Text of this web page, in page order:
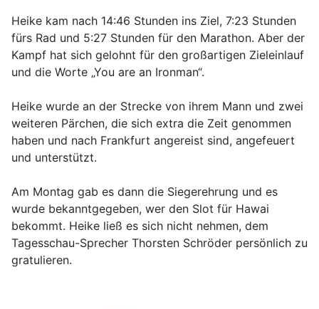
Heike kam nach 14:46 Stunden ins Ziel, 7:23 Stunden
fürs Rad und 5:27 Stunden für den Marathon. Aber der
Kampf hat sich gelohnt für den großartigen Zieleinlauf
und die Worte „You are an Ironman“.
Heike wurde an der Strecke von ihrem Mann und zwei
weiteren Pärchen, die sich extra die Zeit genommen
haben und nach Frankfurt angereist sind, angefeuert
und unterstützt.
Am Montag gab es dann die Siegerehrung und es
wurde bekanntgegeben, wer den Slot für Hawai
bekommt. Heike ließ es sich nicht nehmen, dem
Tagesschau-Sprecher Thorsten Schröder persönlich zu
gratulieren.